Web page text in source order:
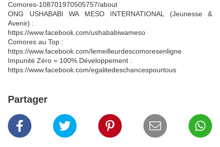
Comores-108701970505757/about
ONG USHABABI WA MESO INTERNATIONAL (Jeunesse &
Avenir) :
https://www.facebook.com/ushababiwameso
Comores au Top :
https://www.facebook.com/lemeilleurdescomoresenligne
Impunité Zéro = 100% Développement :
https://www.facebook.com/egalitedeschancespourtous
Partager